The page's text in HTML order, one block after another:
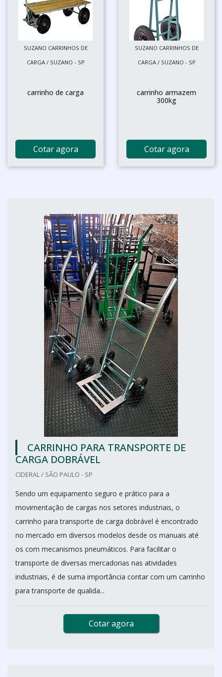
SUZANO CARRINHOS DE
CARGA / SUZANO - SP
carrinho de carga
Cotar agora
SUZANO CARRINHOS DE
CARGA / SUZANO - SP
carrinho armazem
300kg
Cotar agora
CARRINHO PARA TRANSPORTE DE
CARGA DOBRÁVEL
CIDERAL / SÃO PAULO - SP
Sendo um equipamento seguro e prático para a
movimentação de cargas nos setores industriais, o
carrinho para transporte de carga dobrável é encontrado
no mercado em diversos modelos desde os manuais até
os com mecanismos pneumáticos. Para facilitar o
transporte de diversas mercadorias nas atividades
industriais, é de suma importância contar com um carrinho
para transporte de qualida...
Cotar agora